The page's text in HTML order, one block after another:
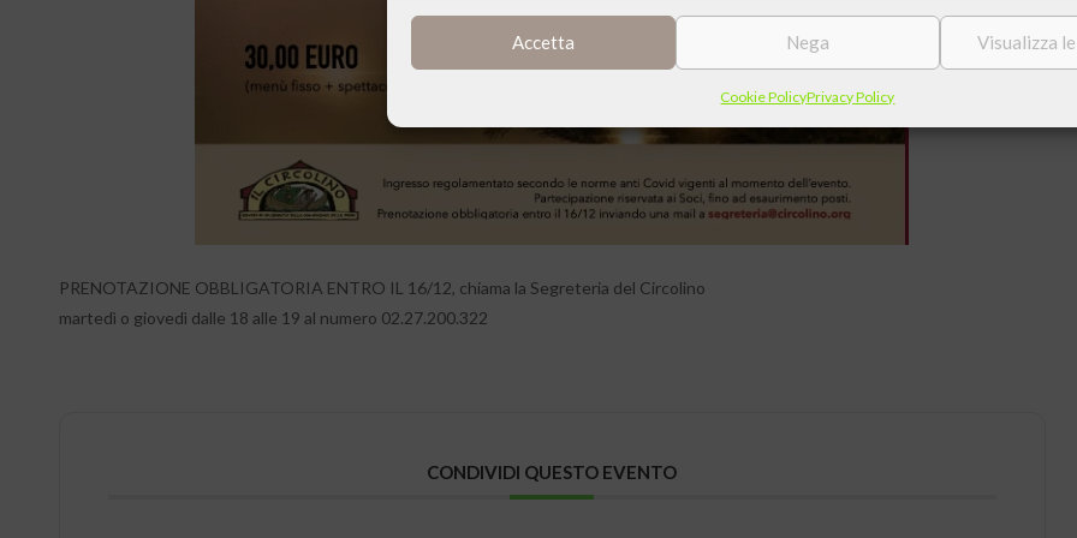
Accetta Nega Visualizza
Cookie PolicyPrivacy Policy
PRENOTAZIONE OBBLIGATORIA ENTRO IL 16/12, chiama la Segreteria del Circolino
martedì o giovedì dalle 18 alle 19 al numero 02.27.200.322
CONDIVIDI QUESTO EVENTO